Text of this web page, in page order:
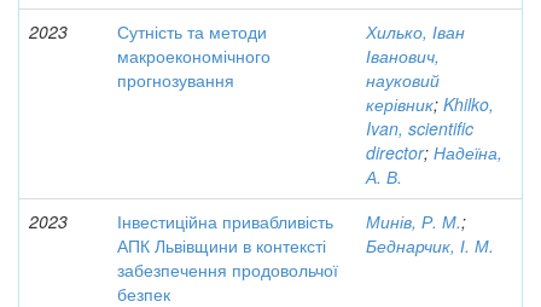
2023
Сутність та методи
макроекономічного
прогнозування
Хилько, Іван
Іванович,
науковий
керівник; Khilko,
Ivan, scientific
director; Надеїна,
А. В.
2023
Інвестиційна привабливість
АПК Львівщини в контексті
забезпечення продовольчої
безпек
Минів, Р. М.;
Беднарчик, І. М.